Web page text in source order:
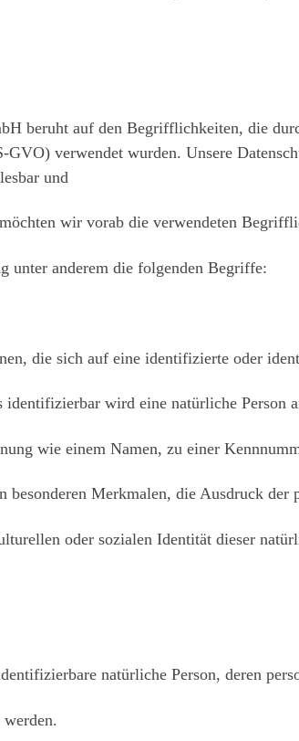
beruht auf den Begrifflichkeiten, die
GVO) verwendet wurden. Unsere
und
wir vorab die verwendeten
unter anderem die folgenden Begriffe:
die sich auf eine identifizierte oder
identifizierbar wird eine natürliche Person
wie einem Namen, zu einer
besonderen Merkmalen, die Ausdruck der
oder sozialen Identität dieser
natürliche Person, deren